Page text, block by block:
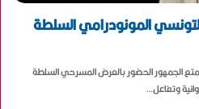
المونودرامي السلطة
الجمهور الحضور بالعرض المسرحي السلطة
وتفاعل…